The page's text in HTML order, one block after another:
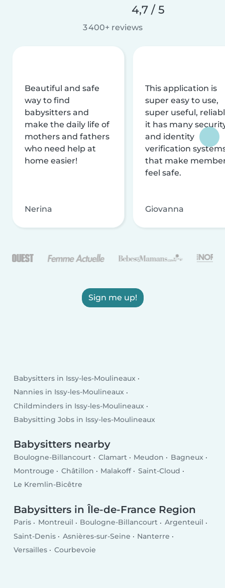
4,7 / 5
3 400+ reviews
Beautiful and safe
way to find
babysitters and
make the daily life of
mothers and fathers
who need help at
home easier!
Nerina
This application is
super easy to use,
super useful,
it has many
and identity
verification
that make
feel safe.
Giovanna
Sign me up!
Babysitters in Issy-les-Moulineaux
Nannies in Issy-les-Moulineaux
Childminders in Issy-les-Moulineaux
Babysitting Jobs in Issy-les-Moulineaux
Babysitters nearby
Boulogne-Billancourt Clamart Meudon
Bagneux
Montrouge
Châtillon Malakoff
Saint-Cloud
Le Kremlin-Bicêtre
Babysitters in Île-de-France Region
Paris Montreuil Boulogne-Billancourt
Argenteuil
Saint-Denis
Asnières-sur-Seine
Nanterre
Versailles
Courbevoie